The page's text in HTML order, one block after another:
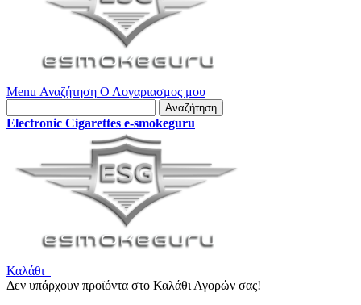
Menu Αναζήτηση Ο Λογαριασμος μου
Αναζήτηση
Electronic Cigarettes e-smokeguru
Καλάθι
Δεν υπάρχουν προϊόντα στο Καλάθι Αγορών σας!